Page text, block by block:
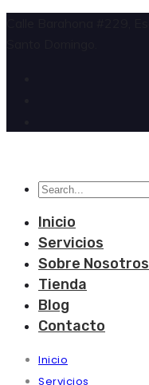
Inicio
Servicios
Sobre Nosotros
Tienda
Blog
Contacto
Inicio
Servicios